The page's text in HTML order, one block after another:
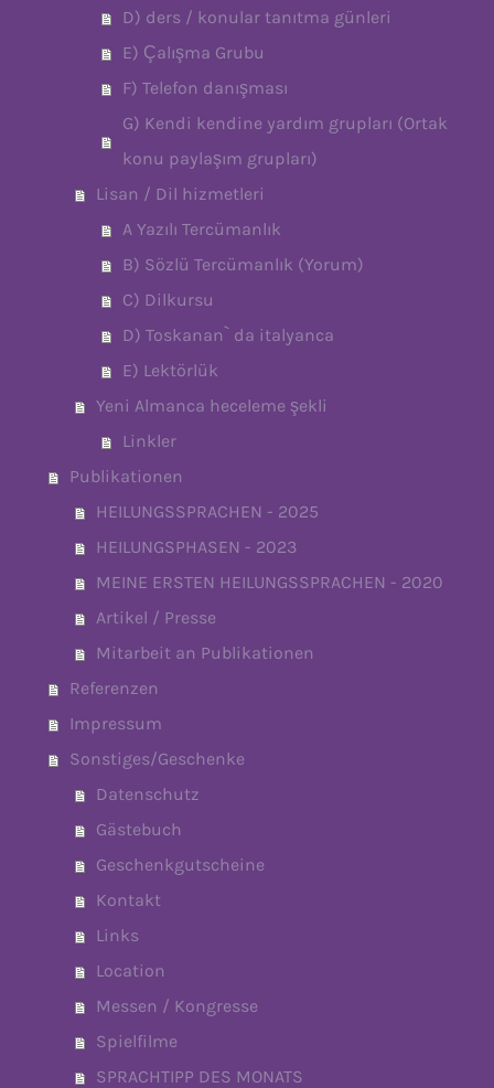
D) ders / konular tanıtma günleri
E) Çalışma Grubu
F) Telefon danışması
G) Kendi kendine yardım grupları (Ortak
konu paylaşım grupları)
Lisan / Dil hizmetleri
A Yazılı Tercümanlık
B) Sözlü Tercümanlık (Yorum)
C) Dilkursu
D) Toskanan` da italyanca
E) Lektörlük
Yeni Almanca heceleme şekli
Linkler
Publikationen
HEILUNGSSPRACHEN - 2025
HEILUNGSPHASEN - 2023
MEINE ERSTEN HEILUNGSSPRACHEN - 2020
Artikel / Presse
Mitarbeit an Publikationen
Referenzen
Impressum
Sonstiges/Geschenke
Datenschutz
Gästebuch
Geschenkgutscheine
Kontakt
Links
Location
Messen / Kongresse
Spielfilme
SPRACHTIPP DES MONATS